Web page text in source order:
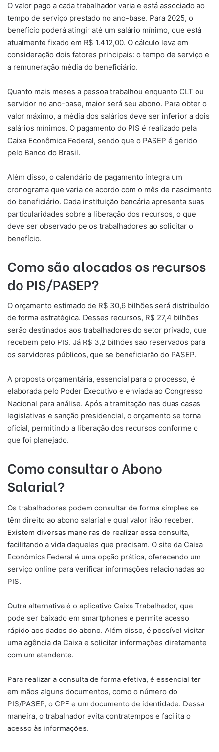
O valor pago a cada trabalhador varia e está associado ao
tempo de serviço prestado no ano-base. Para 2025, o
benefício poderá atingir até um salário mínimo, que está
atualmente fixado em R$ 1.412,00. O cálculo leva em
consideração dois fatores principais: o tempo de serviço e
a remuneração média do beneficiário.
Quanto mais meses a pessoa trabalhou enquanto CLT ou
servidor no ano-base, maior será seu abono. Para obter o
valor máximo, a média dos salários deve ser inferior a dois
salários mínimos. O pagamento do PIS é realizado pela
Caixa Econômica Federal, sendo que o PASEP é gerido
pelo Banco do Brasil.
Além disso, o calendário de pagamento integra um
cronograma que varia de acordo com o mês de nascimento
do beneficiário. Cada instituição bancária apresenta suas
particularidades sobre a liberação dos recursos, o que
deve ser observado pelos trabalhadores ao solicitar o
benefício.
Como são alocados os recursos
do PIS/PASEP?
O orçamento estimado de R$ 30,6 bilhões será distribuído
de forma estratégica. Desses recursos, R$ 27,4 bilhões
serão destinados aos trabalhadores do setor privado, que
recebem pelo PIS. Já R$ 3,2 bilhões são reservados para
os servidores públicos, que se beneficiarão do PASEP.
A proposta orçamentária, essencial para o processo, é
elaborada pelo Poder Executivo e enviada ao Congresso
Nacional para análise. Após a tramitação nas duas casas
legislativas e sanção presidencial, o orçamento se torna
oficial, permitindo a liberação dos recursos conforme o
que foi planejado.
Como consultar o Abono
Salarial?
Os trabalhadores podem consultar de forma simples se
têm direito ao abono salarial e qual valor irão receber.
Existem diversas maneiras de realizar essa consulta,
facilitando a vida daqueles que precisam. O site da Caixa
Econômica Federal é uma opção prática, oferecendo um
serviço online para verificar informações relacionadas ao
PIS.
Outra alternativa é o aplicativo Caixa Trabalhador, que
pode ser baixado em smartphones e permite acesso
rápido aos dados do abono. Além disso, é possível visitar
uma agência da Caixa e solicitar informações diretamente
com um atendente.
Para realizar a consulta de forma efetiva, é essencial ter
em mãos alguns documentos, como o número do
PIS/PASEP, o CPF e um documento de identidade. Dessa
maneira, o trabalhador evita contratempos e facilita o
acesso às informações.